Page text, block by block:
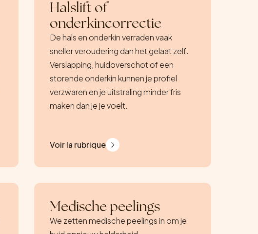
Halslift of
onderkincorrectie
De hals en onderkin verraden vaak
sneller veroudering dan het gelaat zelf.
Verslapping, huidoverschot of een
storende onderkin kunnen je profiel
verzwaren en je uitstraling minder fris
maken dan je je voelt.
Voir la rubrique
Medische peelings
We zetten medische peelings in om je